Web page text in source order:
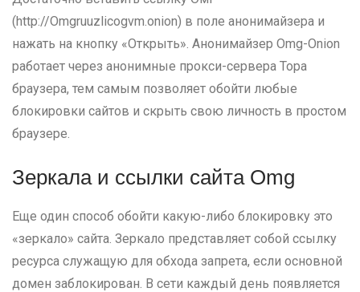
(http://Omgruuzlicogvm.onion) в поле анонимайзера и
нажать на кнопку «Открыть». Анонимайзер Omg-Onion
работает через анонимные прокси-сервера Тора
браузера, тем самым позволяет обойти любые
блокировки сайтов и скрыть свою личность в простом
браузере.
Зеркала и ссылки сайта Omg
Еще один способ обойти какую-либо блокировку это
«зеркало» сайта. Зеркало представляет собой ссылку
ресурса служащую для обхода запрета, если основной
домен заблокирован. В сети каждый день появляется